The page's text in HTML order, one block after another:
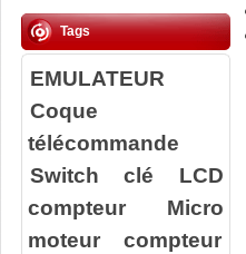
Tags
EMULATEUR
Coque
télécommande
Switch clé
LCD
compteur
Micro
moteur compteur